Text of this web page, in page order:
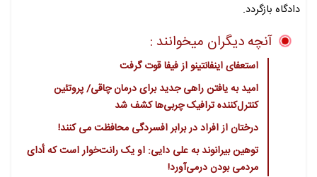
دادگاه بازگردد.
آنچه دیگران میخوانند :
استعفای اینفانتینو از فیفا قوت گرفت
امید به یافتن راهی جدید برای درمان چاقی/ پروتئین
کنترل‌کننده ترافیک چربی‌ها کشف شد
درختان از افراد در برابر افسردگی محافظت می کنند!
توهین بیرانوند به علی دایی: او یک رانت‌خوار است که أدای
مردمی بودن درمی‌آورد!